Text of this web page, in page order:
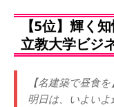
【5位】輝く
立教大学ビジ
【名建築で昼食を
明日は、いよいよ